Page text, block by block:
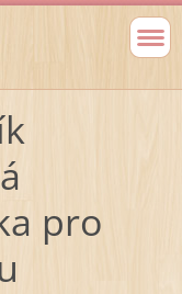
pro